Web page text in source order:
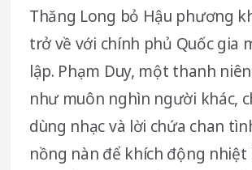
Thăng Long bỏ Hậu phương
trở về với chính phủ Quốc gia
lập. Phạm Duy, một thanh
như muôn nghìn người khác,
dùng nhạc và lời chứa chan
nồng nàn để khích động nhiệt